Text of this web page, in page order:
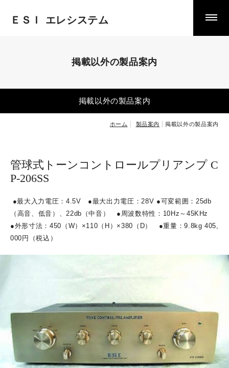
ＥＳＩ エレシステム
掲載以外の製品案内
掲載以外の製品案内
ホーム 製品案内 掲載以外の製品案内
製品案内
お知らせ
掲示板
ＥＳＩ試聴室案内
リンク
ACCESS
CONTACT
管球式トーンコントロールプリアンプ C
P-206SS
●最大入力電圧： 4.5V ●最大出力電圧：28V ●可変範囲： 25db
（高音、低音）、22db （中音） ● 周波数特性： 10Hz ～ 45KHz
●外形寸法： 450 （ W） ×110 （ H ） ×380 （ D） ●重量：9.8kg 405,
000 円（税込）